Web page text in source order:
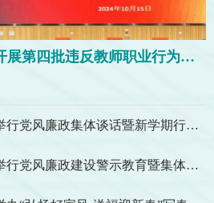
旅游与酒店管理学院开展第四批违反教师职业行为十项准则及违纪违法典型案例集中教育活动
旅游与酒店管理学院举行党风廉政集体谈话暨新学期行政管理人员纪律作风建设专题培训
旅游与酒店管理学院举行党风廉政建设警示教育暨集体谈话